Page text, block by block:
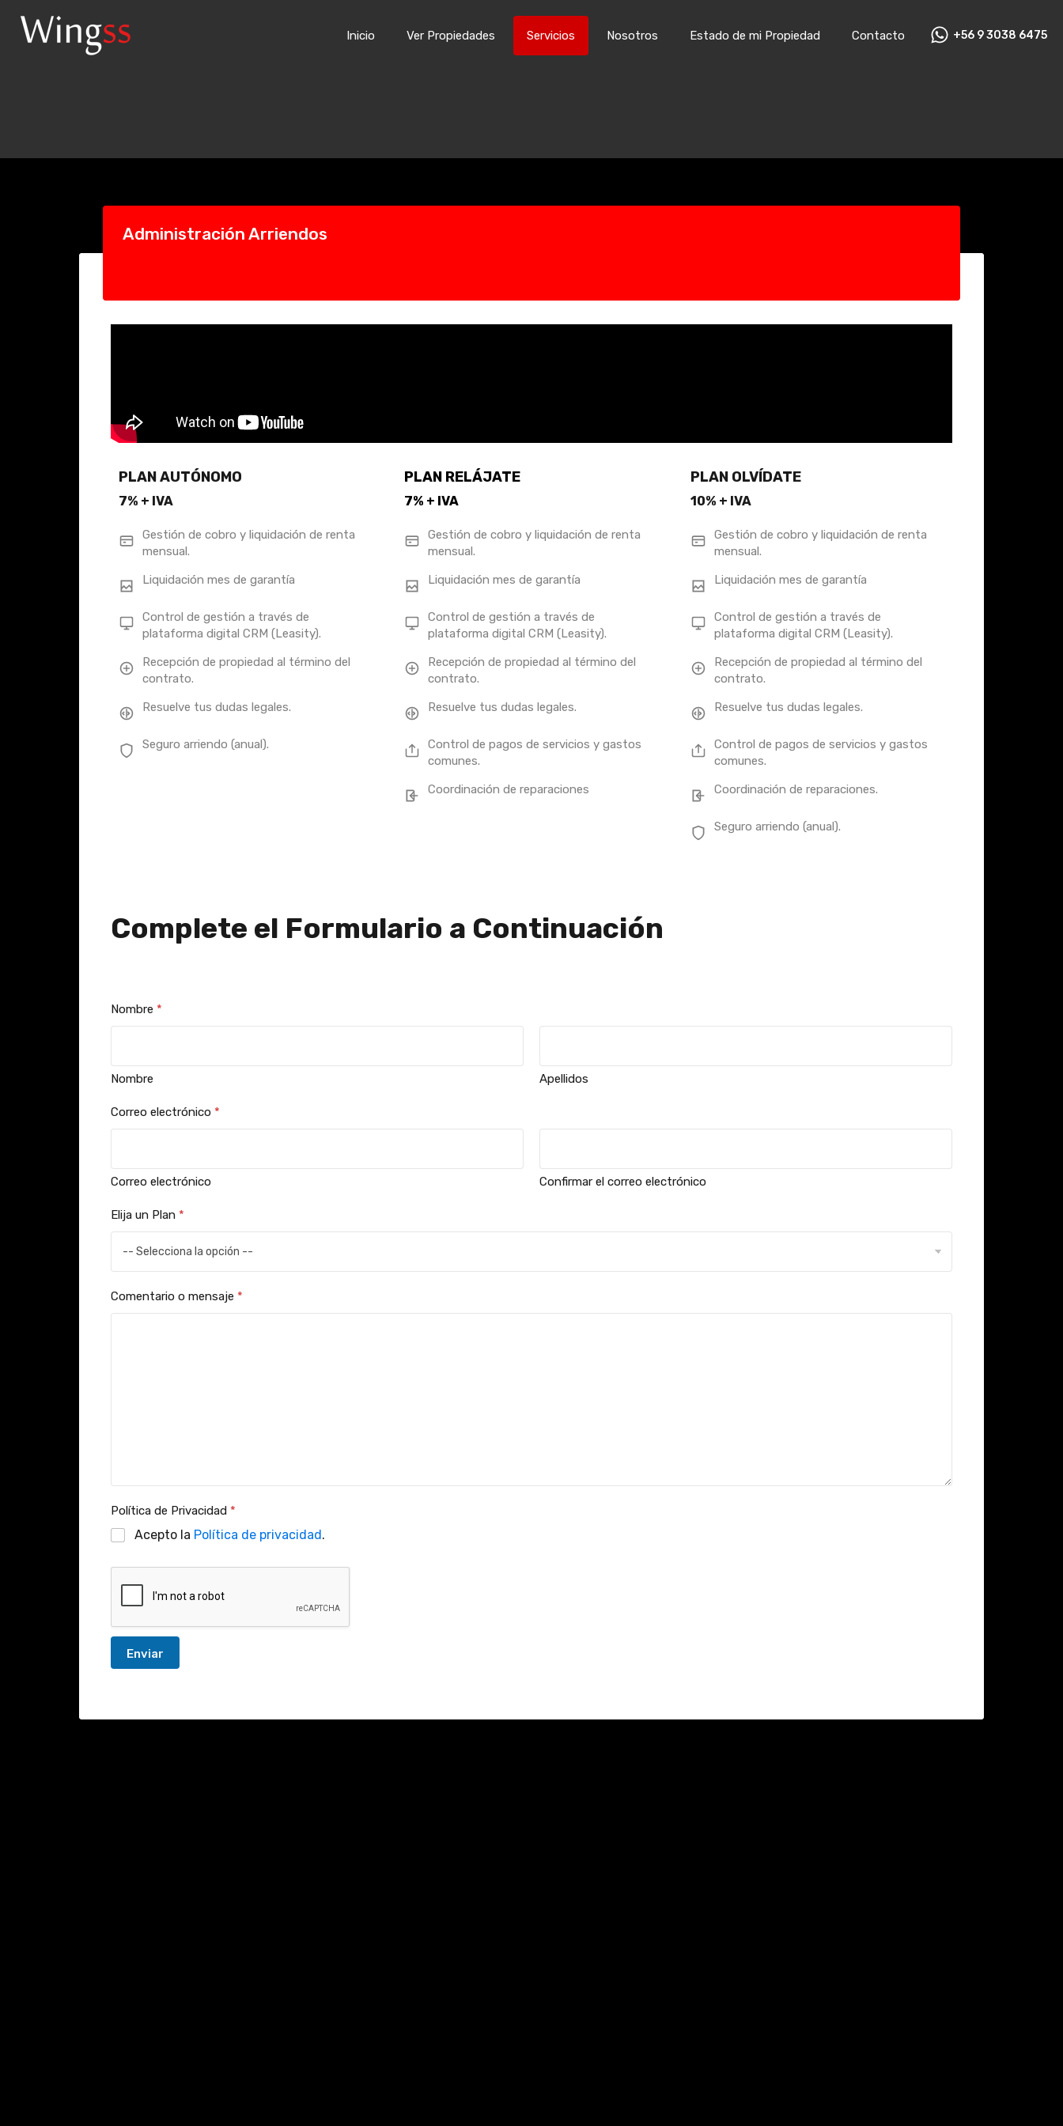
Inicio Ver Propiedades Servicios Nosotros Estado de mi Propiedad Contacto +56 9 3038 6475
Inicio Ver Propiedades Servicios Nosotros Estado de mi Propiedad Contacto +56 9 3038 6475
Administración Arriendos
PLAN AUTÓNOMO
7% + IVA
Gestión de cobro y liquidación de renta
mensual.
Liquidación mes de garantía
Control de gestión a través de
plataforma digital CRM (Leasity).
Recepción de propiedad al término del
contrato.
Resuelve tus dudas legales.
Seguro arriendo (anual).
PLAN RELÁJATE
7% + IVA
Gestión de cobro y liquidación de renta
mensual.
Liquidación mes de garantía
Control de gestión a través de
plataforma digital CRM (Leasity).
Recepción de propiedad al término del
contrato.
Resuelve tus dudas legales.
Control de pagos de servicios y gastos
comunes.
Coordinación de reparaciones
PLAN OLVÍDATE
10% + IVA
Gestión de cobro y liquidación de renta
mensual.
Liquidación mes de garantía
Control de gestión a través de
plataforma digital CRM (Leasity).
Recepción de propiedad al término del
contrato.
Resuelve tus dudas legales.
Control de pagos de servicios y gastos
comunes.
Coordinación de reparaciones.
Seguro arriendo (anual).
Complete el Formulario a Continuación
Nombre *
Nombre Apellidos
Correo electrónico *
Correo electrónico Confirmar el correo electrónico
N
o
e
d
Elija un Plan *
Comentario o mensaje *
Política de Privacidad *
Acepto la Política de privacidad .
Enviar